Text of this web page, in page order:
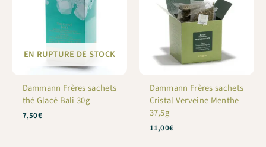
EN RUPTURE DE STOCK
Dammann Frères sachets
thé Glacé Bali 30g
7,50€
Dammann Frères sachets
Cristal Verveine Menthe
37,5g
11,00€